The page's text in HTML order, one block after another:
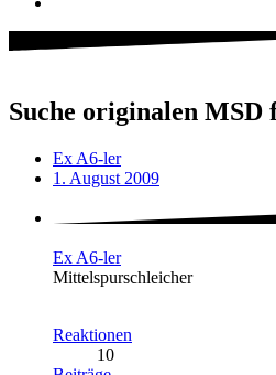
Suche originalen MSD
Ex A6-ler
1. August 2009
Ex A6-ler
Mittelspurschleicher
Reaktionen
10